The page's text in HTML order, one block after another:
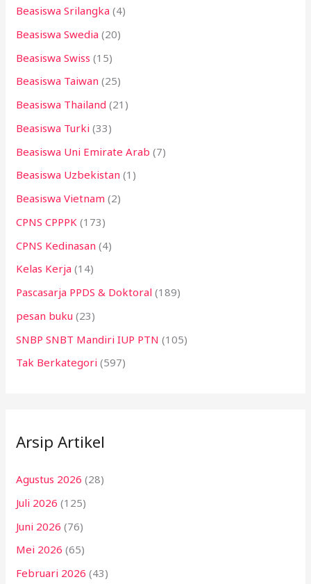
Beasiswa Srilangka (4)
Beasiswa Swedia (20)
Beasiswa Swiss (15)
Beasiswa Taiwan (25)
Beasiswa Thailand (21)
Beasiswa Turki (33)
Beasiswa Uni Emirate Arab (7)
Beasiswa Uzbekistan (1)
Beasiswa Vietnam (2)
CPNS CPPPK (173)
CPNS Kedinasan (4)
Kelas Kerja (14)
Pascasarja PPDS & Doktoral (189)
pesan buku (23)
SNBP SNBT Mandiri IUP PTN (105)
Tak Berkategori (597)
Arsip Artikel
Agustus 2026 (28)
Juli 2026 (125)
Juni 2026 (76)
Mei 2026 (65)
Februari 2026 (43)